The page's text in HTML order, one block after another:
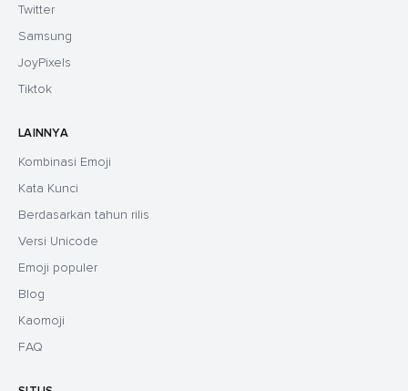
Twitter
Samsung
JoyPixels
Tiktok
LAINNYA
Kombinasi Emoji
Kata Kunci
Berdasarkan tahun rilis
Versi Unicode
Emoji populer
Blog
Kaomoji
FAQ